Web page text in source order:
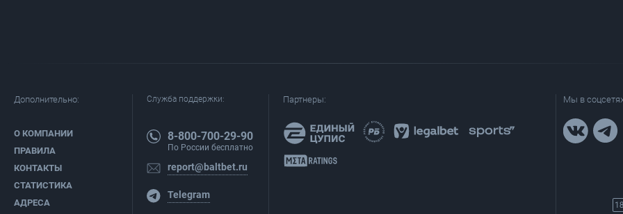
Дополнительно:
О КОМПАНИИ
ПРАВИЛА
КОНТАКТЫ
СТАТИСТИКА
АДРЕСА
Служба поддержки:
8-800-700-29-90
По России бесплатно
report@baltbet.ru
Telegram
Партнеры: Мы в